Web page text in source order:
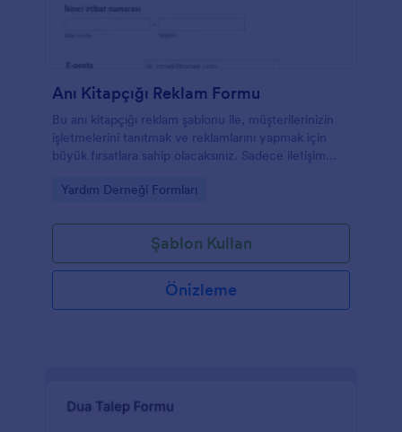
Anı Kitapçığı Reklam Formu
Bu anı kitapçığı reklam şablonu ile, müşterilerinizin
işletmelerini tanıtmak ve reklamlarını yapmak için
büyük fırsatlara sahip olacaksınız. Sadece iletişim
seçmeleri gerekecektir. Bu form aynı zamanda anı
sağlayan entegre ödeme alanı ile birlikte gelir.
Go to Category:
Yardım Derneği Formları
Şablon Kullan
Önizleme